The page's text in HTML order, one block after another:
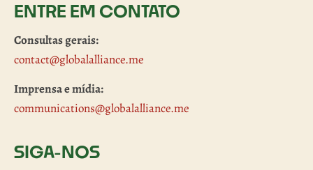
ENTRE EM CONTATO
Consultas gerais:
contact@globalalliance.me
Imprensa e mídia:
communications@globalalliance.me
SIGA-NOS